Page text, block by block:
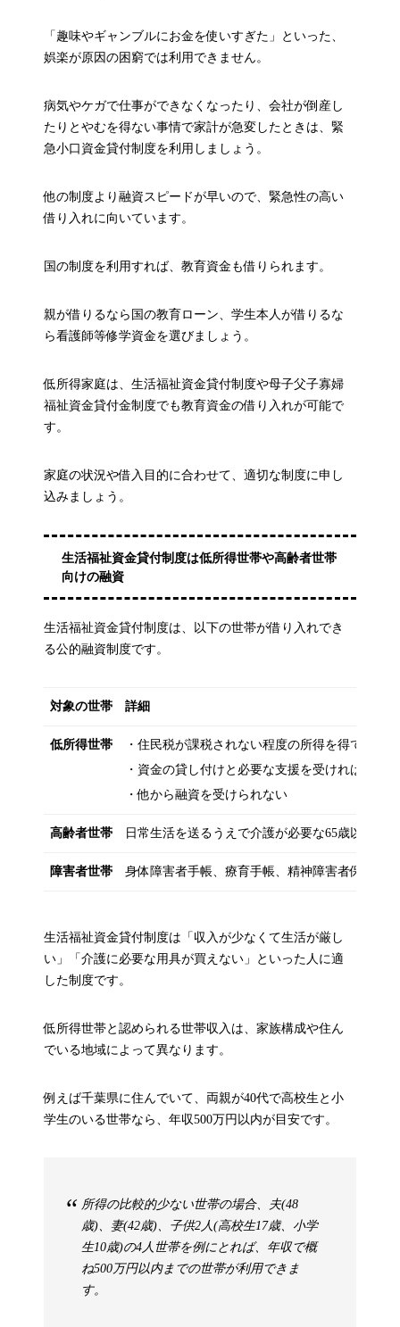
「趣味やギャンブルにお金を使いすぎた」といった、
娯楽が原因の困窮では利用できません。
病気やケガで仕事ができなくなったり、会社が倒産し
たりとやむを得ない事情で家計が急変したときは、緊
急小口資金貸付制度を利用しましょう。
他の制度より融資スピードが早いので、緊急性の高い
借り入れに向いています。
国の制度を利用すれば、教育資金も借りられます。
親が借りるなら国の教育ローン、学生本人が借りるな
ら看護師等修学資金を選びましょう。
低所得家庭は、生活福祉資金貸付制度や母子父子寡婦
福祉資金貸付金制度でも教育資金の借り入れが可能で
す。
家庭の状況や借入目的に合わせて、適切な制度に申し
込みましょう。
生活福祉資金貸付制度は低所得世帯や高齢者世帯
向けの融資
生活福祉資金貸付制度は、以下の世帯が借り入れでき
る公的融資制度です。
対象の世帯 詳細
低所得世帯
・住民税が課税されない程度の所得を得ている
・資金の貸し付けと必要な支援を受ければ独立
・他から融資を受けられない
高齢者世帯 日常生活を送るうえで介護が必要な65歳以上の
障害者世帯 身体障害者手帳、療育手帳、精神障害者保健福
生活福祉資金貸付制度は「収入が少なくて生活が厳し
い」「介護に必要な用具が買えない」といった人に適
した制度です。
低所得世帯と認められる世帯収入は、家族構成や住ん
でいる地域によって異なります。
例えば千葉県に住んでいて、両親が40代で高校生と小
学生のいる世帯なら、年収500万円以内が目安です。
所得の比較的少ない世帯の場合、夫(48
歳)、妻(42歳)、子供2人(高校生17歳、小学
生10歳)の4人世帯を例にとれば、年収で概
ね500万円以内までの世帯が利用できま
す。